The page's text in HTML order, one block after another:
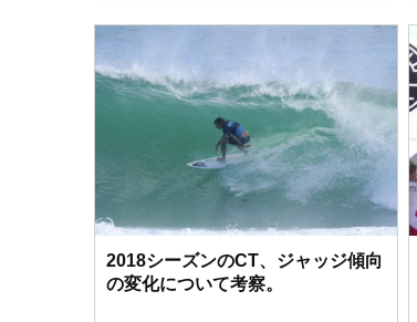
2018シーズンのCT、ジャッジ傾向
の変化について考察。